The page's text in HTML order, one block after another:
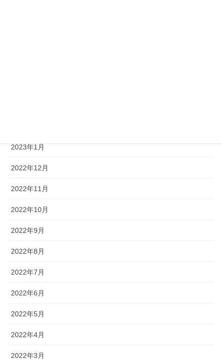
2023年1月
2022年12月
2022年11月
2022年10月
2022年9月
2022年8月
2022年7月
2022年6月
2022年5月
2022年4月
2022年3月